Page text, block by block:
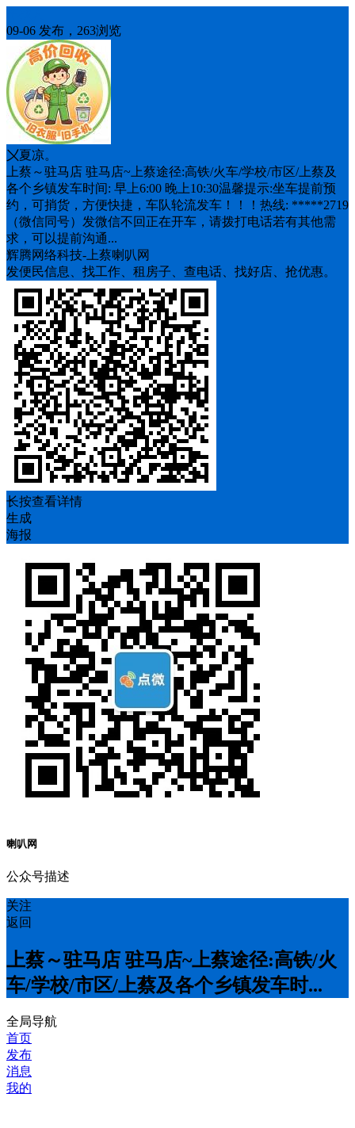
09-06 发布，263浏览
〤夏凉。
上蔡～驻马店 驻马店~上蔡途径:高铁/火车/学校/市区/上蔡及
各个乡镇发车时间: 早上6:00 晚上10:30温馨提示:坐车提前预
约，可捎货，方便快捷，车队轮流发车！！！热线: *****2719
（微信同号）发微信不回正在开车，请拨打电话若有其他需
求，可以提前沟通...
辉腾网络科技-上蔡喇叭网
发便民信息、找工作、租房子、查电话、找好店、抢优惠。
长按查看详情
生成
海报
喇叭网
公众号描述
关注
返回
上蔡～驻马店 驻马店~上蔡途径:高铁/火
车/学校/市区/上蔡及各个乡镇发车时...
全局导航
首页
发布
消息
我的